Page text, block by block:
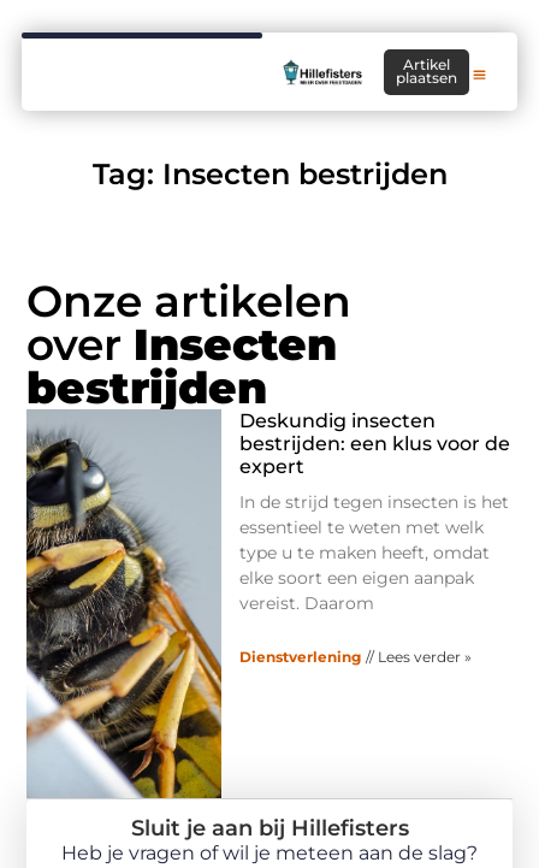
Artikel
plaatsen
Tag: Insecten bestrijden
Onze artikelen
over Insecten
bestrijden
Deskundig insecten
bestrijden: een klus voor de
expert
In de strijd tegen insecten is het
essentieel te weten met welk
type u te maken heeft, omdat
elke soort een eigen aanpak
vereist. Daarom
Dienstverlening // Lees verder »
Sluit je aan bij Hillefisters
Heb je vragen of wil je meteen aan de slag?